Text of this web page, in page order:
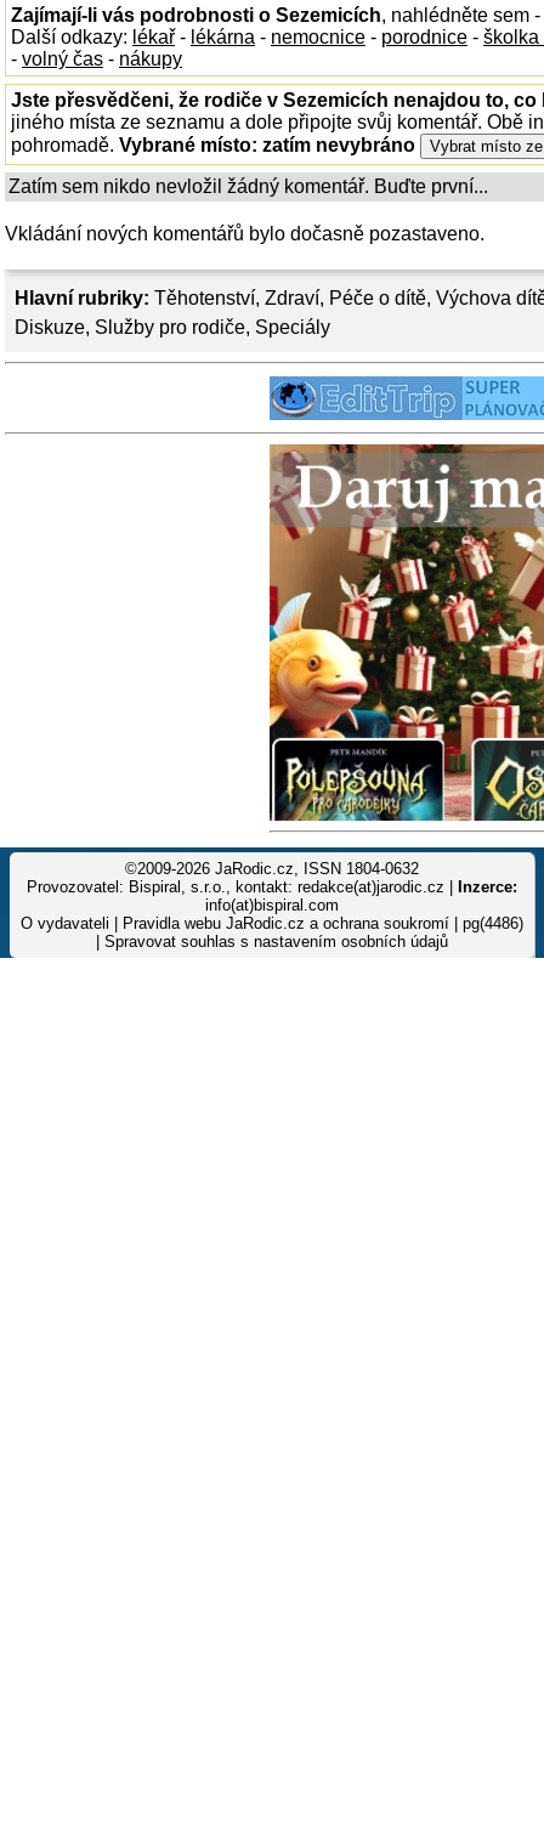
Hlavní rubriky: Těhotenství, Zdraví, Péče o dítě, Výchova
Diskuze, Služby pro rodiče, Speciály
Zajímají-li vás podrobnosti o Sezemicích, nahlédněte sem
Další odkazy: lékař - lékárna - nemocnice - porodnice - školka
- volný čas - nákupy
Jste přesvědčeni, že rodiče v Sezemicích nenajdou to, co
jiného místa ze seznamu a dole připojte svůj komentář. Obě
pohromadě. Vybrané místo: zatím nevybráno
Zatím sem nikdo nevložil žádný komentář. Buďte první...
Vkládání nových komentářů bylo dočasně pozastaveno.
©2009-2026 JaRodic.cz, ISSN 1804-0632
Provozovatel: Bispiral, s.r.o., kontakt: redakce(at)jarodic.cz |
Inzerce:
info(at)bispiral.com
O vydavateli
Pravidla webu JaRodic.cz a ochrana soukromí | pg(4486)
Spravovat souhlas s nastavením osobních údajů